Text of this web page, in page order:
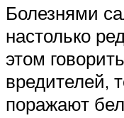
Болезнями
настолько
этом
вредителей,
поражают